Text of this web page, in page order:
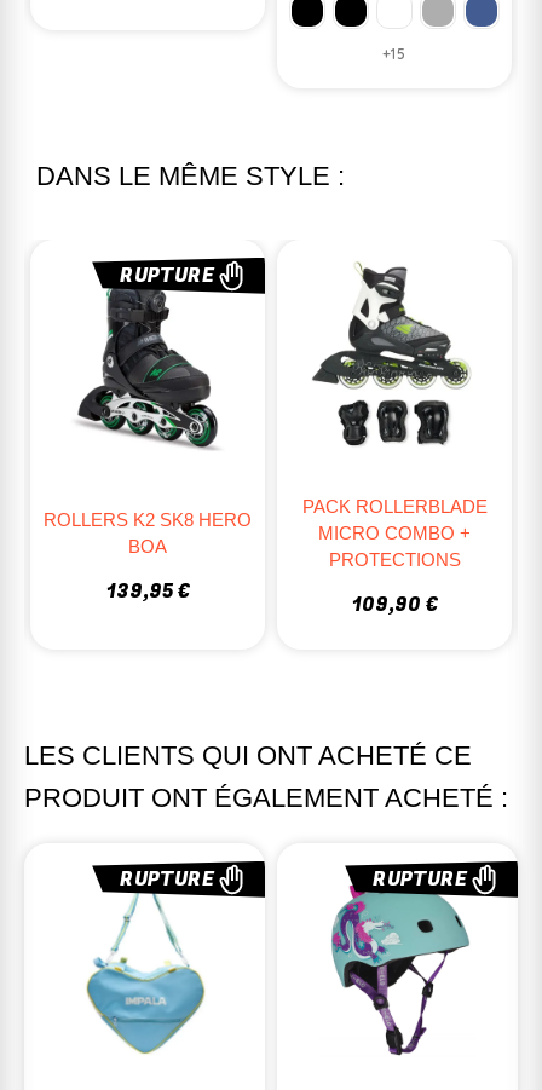
+15
DANS LE MÊME STYLE :
MICRO COMBO +
PROTECTIONS
109,90 €
RUPTURE
ROLLERS EVOLUTIFS K2
RAIDER BEAM
119,95 €
LES CLIENTS QUI ONT ACHETÉ CE
PRODUIT ONT ÉGALEMENT ACHETÉ :
RUPTURE RUPTURE